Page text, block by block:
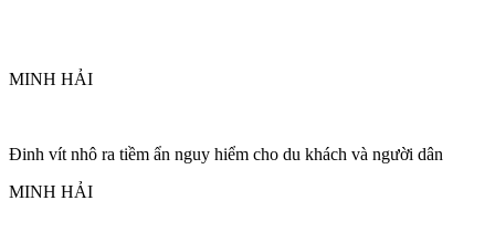
MINH HẢI
Đinh vít nhô ra tiềm ẩn nguy hiểm cho du khách và người dân
MINH HẢI